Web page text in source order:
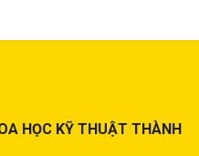
HỌC KỸ THUẬT THÀNH